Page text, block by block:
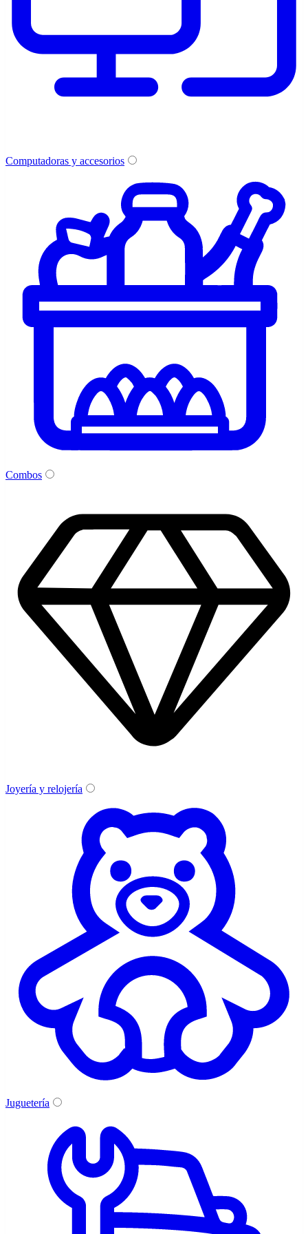
Computadoras y accesorios
Combos
Joyería y relojería
Juguetería